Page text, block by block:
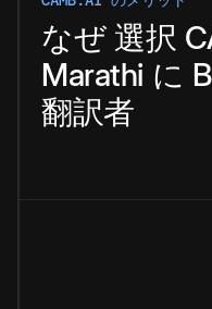
なぜ 選択
Marathi に
翻訳者